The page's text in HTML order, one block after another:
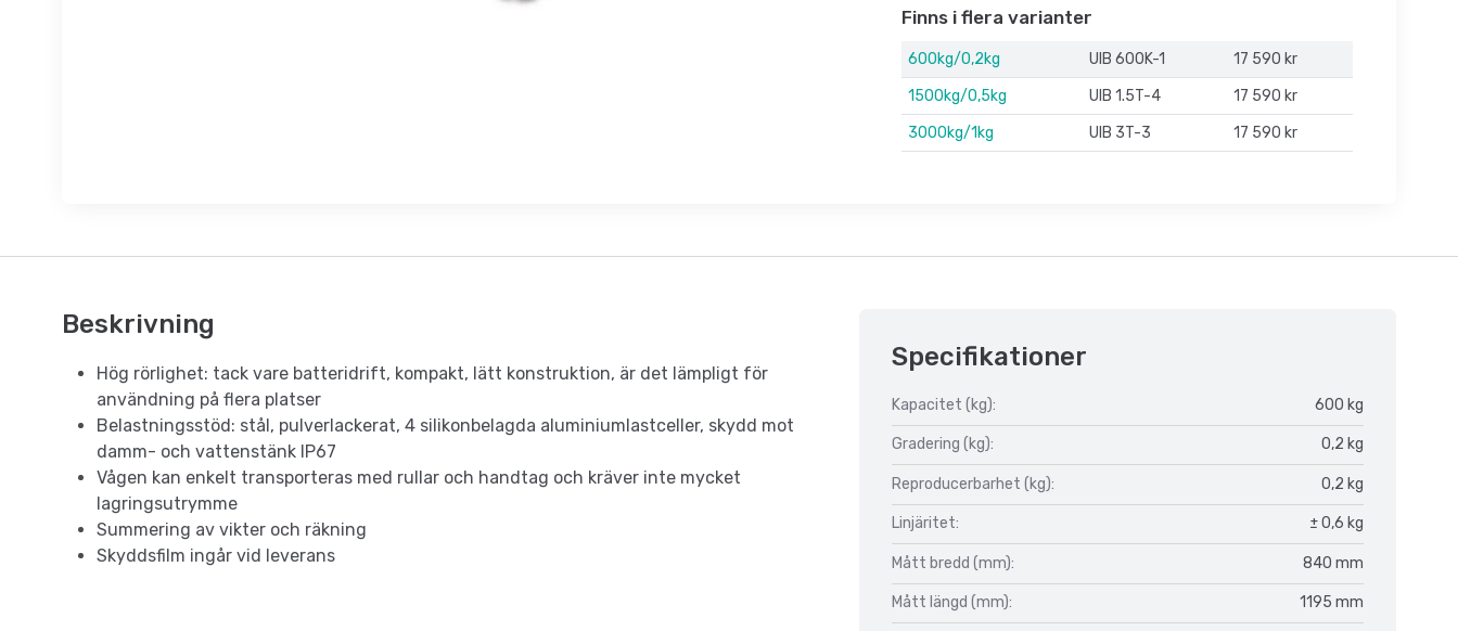
Finns i flera varianter
600kg/0,2kg UIB 600K-1
17 590 kr
1500kg/0,5kg
UIB 1.5T-4
17 590 kr
3000kg/1kg
UIB 3T-3 17 590 kr
Beskrivning
Hög rörlighet: tack vare batteridrift, kompakt, lätt konstruktion, är det lämpligt för
användning på flera platser
Belastningsstöd: stål, pulverlackerat, 4 silikonbelagda aluminiumlastceller, skydd mot
damm- och vattenstänk IP67
Vågen kan enkelt transporteras med rullar och handtag och kräver inte mycket
lagringsutrymme
Summering av vikter och räkning
Skyddsfilm ingår vid leverans
Specifikationer
Kapacitet (kg): 600 kg
Gradering (kg): 0,2 kg
Reproducerbarhet (kg): 0,2 kg
Linjäritet: ± 0,6 kg
Mått bredd (mm): 840 mm
Mått längd (mm): 1195 mm